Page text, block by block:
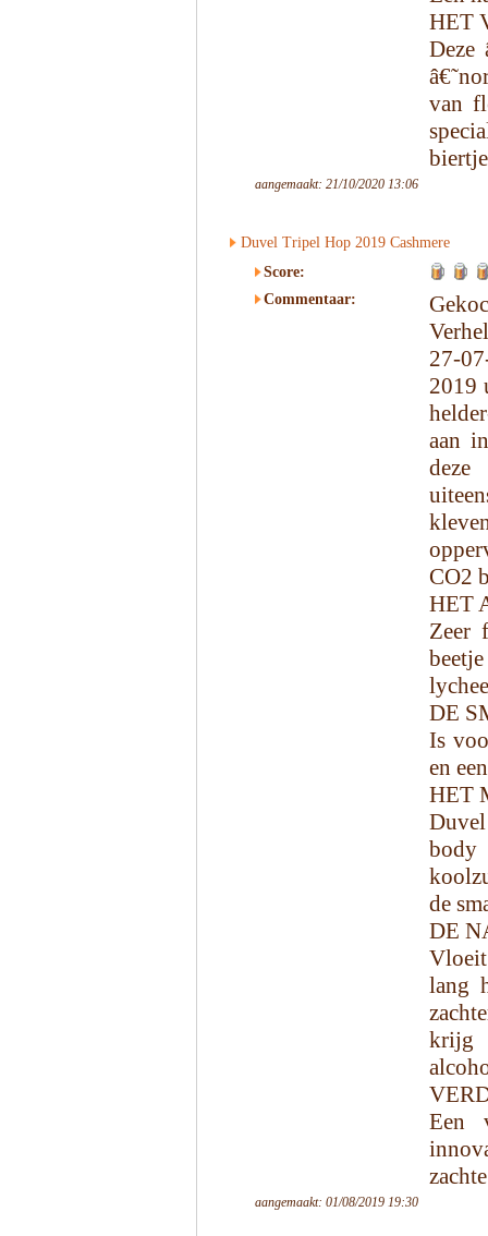
HET
Deze
van
aangemaakt: 21/10/2020 13:06
Duvel Tripel Hop 2019 Cashmere
Score:
Commentaar:
27-
2019
aan
CO2
HET
Zeer
DE
Is
en
HET
body
de
DE
lang
krijg
Een
aangemaakt: 01/08/2019 19:30